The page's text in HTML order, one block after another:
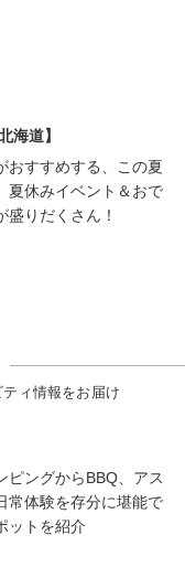
海道】
おすすめする、この夏
夏休みイベント＆おで
盛りだくさん！
ィ情報をお届け
ピングからBBQ、アス
常体験を存分に堪能で
ットを紹介